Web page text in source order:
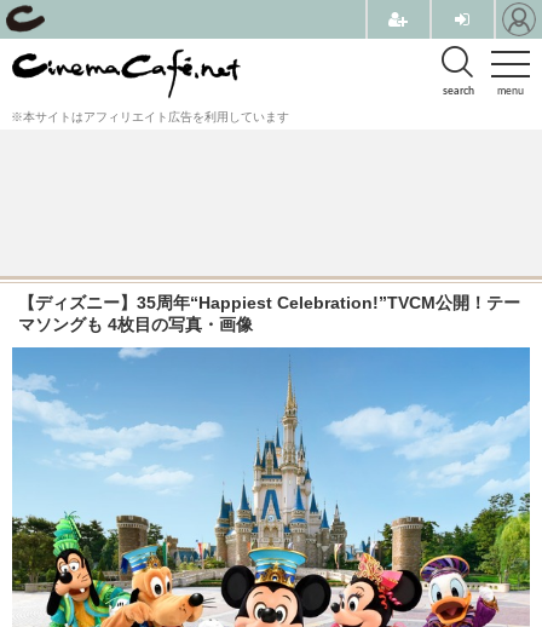
menu
search
※本サイトはアフィリエイト広告を利用しています
【ディズニー】35周年“Happiest Celebration!”TVCM公開！テー
マソングも 4枚目の写真・画像